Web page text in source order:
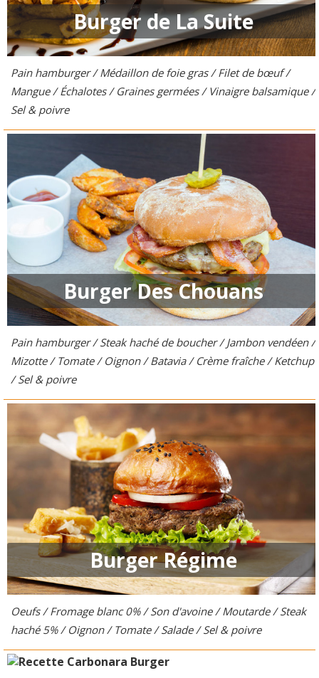
Burger de La Suite
Pain hamburger / Médaillon de foie gras / Filet de bœuf /
Mangue / Échalotes / Graines germées / Vinaigre balsamique /
Sel & poivre
Burger Des Chouans
Pain hamburger / Steak haché de boucher / Jambon vendéen /
Mizotte / Tomate / Oignon / Batavia / Crème fraîche / Ketchup
/ Sel & poivre
Burger Régime
Oeufs / Fromage blanc 0% / Son d'avoine / Moutarde / Steak
haché 5% / Oignon / Tomate / Salade / Sel & poivre
Carbonara Burger